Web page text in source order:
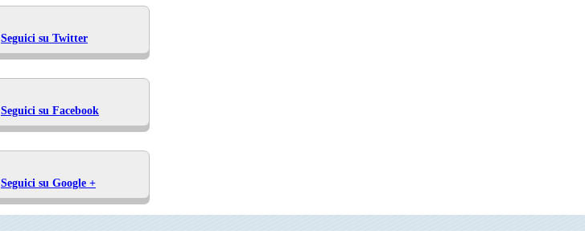
Seguici su Twitter
Seguici su Facebook
Seguici su Google +